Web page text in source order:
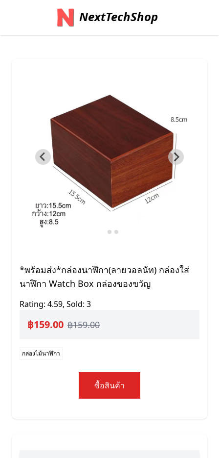
NextTechShop
*พร้อมส่ง*กล่องนาฬิกา(ลายวอลนัท) กล่องใส่
นาฬิกา Watch Box กล่องของขวัญ
Rating: 4.59, Sold: 3
฿159.00 ฿159.00
กล่องไม้นาฬิกา
ซื้อสินค้า